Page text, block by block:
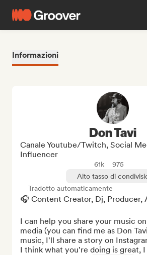
Informazioni
Don Tavi
Canale Youtube/Twitch, Social
Influencer
61k
975
Alto tasso di
Tradotto automaticamente
🎧 Content Creator, Dj, Producer,
I can help you share your music
media (you can find me as Don
music, I'll share a story on
I think what you're doing is great, I